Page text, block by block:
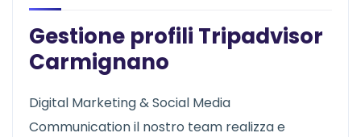
Gestione profili Tripadvisor
Carmignano
Digital Marketing & Social Media
Communication il nostro team realizza e